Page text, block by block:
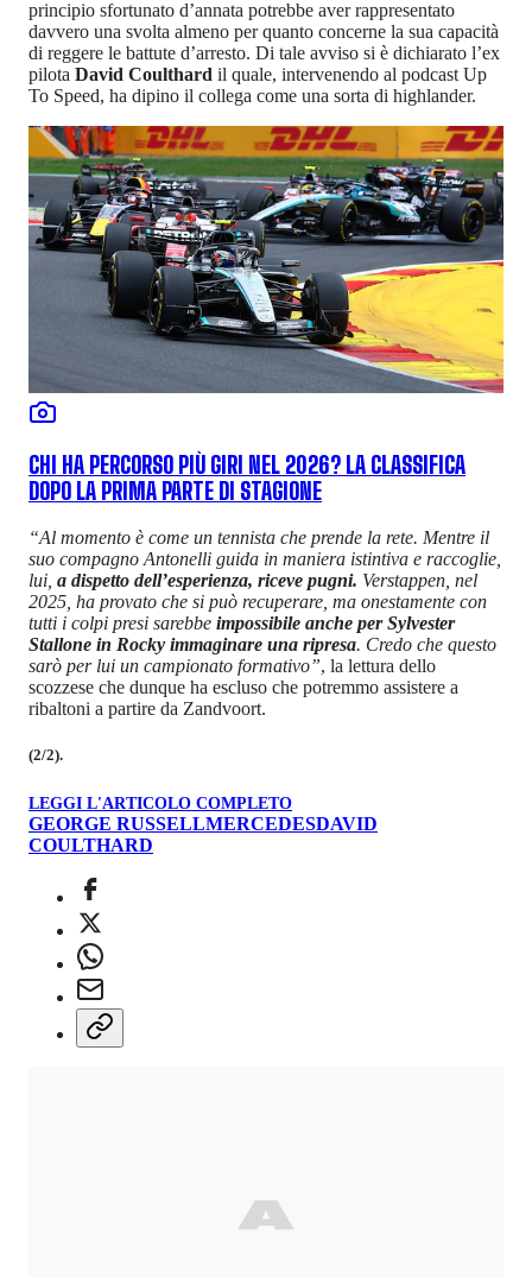
principio sfortunato d’annata potrebbe aver rappresentato
davvero una svolta almeno per quanto concerne la sua capacità
di reggere le battute d’arresto. Di tale avviso si è dichiarato l’ex
pilota David Coulthard il quale, intervenendo al podcast Up
To Speed, ha dipino il collega come una sorta di highlander.
CHI HA PERCORSO PIÙ GIRI NEL 2026? LA CLASSIFICA
DOPO LA PRIMA PARTE DI STAGIONE
“Al momento è come un tennista che prende la rete. Mentre il
suo compagno Antonelli guida in maniera istintiva e raccoglie,
lui, a dispetto dell’esperienza, riceve pugni. Verstappen, nel
2025, ha provato che si può recuperare, ma onestamente con
tutti i colpi presi sarebbe impossibile anche per Sylvester
Stallone in Rocky immaginare una ripresa. Credo che questo
sarò per lui un campionato formativo”, la lettura dello
scozzese che dunque ha escluso che potremmo assistere a
ribaltoni a partire da Zandvoort.
(2/2).
LEGGI L'ARTICOLO COMPLETO
GEORGE RUSSELLMERCEDESDAVID
COULTHARD